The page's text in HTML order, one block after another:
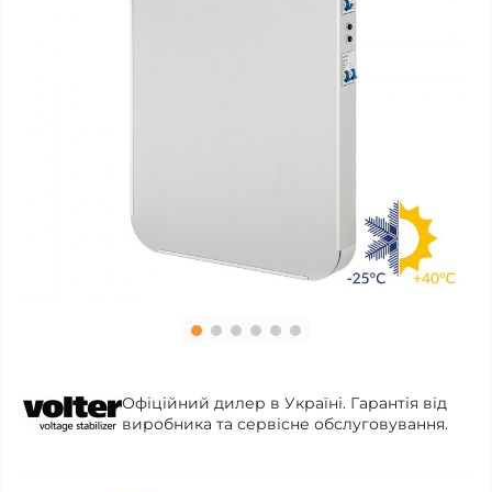
Офіційний дилер в Україні. Гарантія від
виробника та сервісне обслуговування.